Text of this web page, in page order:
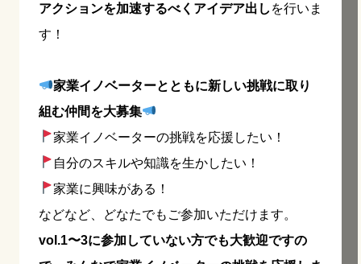
アクションを加速するべくアイデア出し を行いま
す！
家業イノベーターとともに新しい挑戦に取り
組む仲間を大募集
家業イノベーターの挑戦を応援したい！
自分のスキルや知識を生かしたい！
家業に興味がある！
などなど、どなたでもご参加いただけます。
vol.1〜3に参加していない方でも大歓迎ですの